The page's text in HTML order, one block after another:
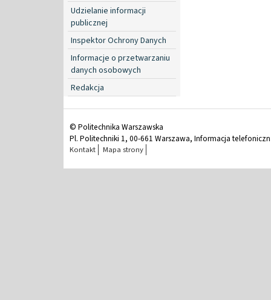
Udzielanie informacji
publicznej
Inspektor Ochrony Danych
Informacje o przetwarzaniu
danych osobowych
Redakcja
© Politechnika Warszawska
Pl. Politechniki 1, 00-661 Warszawa, Informacja
Kontakt Mapa strony